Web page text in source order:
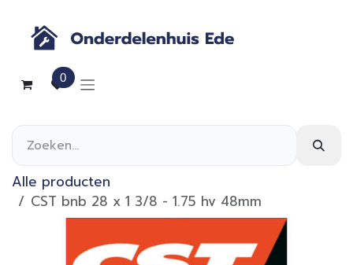
0
Alle producten
CST bnb 28 x 1 3/8 - 1.75 hv 48mm